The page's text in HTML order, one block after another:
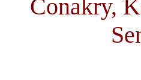
Conakry,